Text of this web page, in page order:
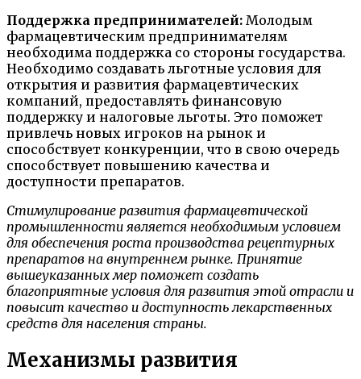
Поддержка предпринимателей: Молодым
фармацевтическим предпринимателям
необходима поддержка со стороны государства.
Необходимо создавать льготные условия для
открытия и развития фармацевтических
компаний, предоставлять финансовую
поддержку и налоговые льготы. Это поможет
привлечь новых игроков на рынок и
способствует конкуренции, что в свою очередь
способствует повышению качества и
доступности препаратов.
Стимулирование развития фармацевтической
промышленности является необходимым условием
для обеспечения роста производства рецептурных
препаратов на внутреннем рынке. Принятие
вышеуказанных мер поможет создать
благоприятные условия для развития этой отрасли и
повысит качество и доступность лекарственных
средств для населения страны.
Механизмы развития